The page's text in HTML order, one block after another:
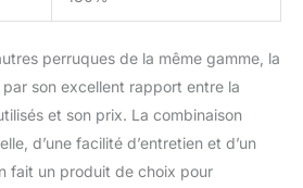
perruques de la même gamme, la
son excellent rapport entre la
et son prix. La combinaison
d’une facilité d’entretien et d’un
fait un produit de choix pour